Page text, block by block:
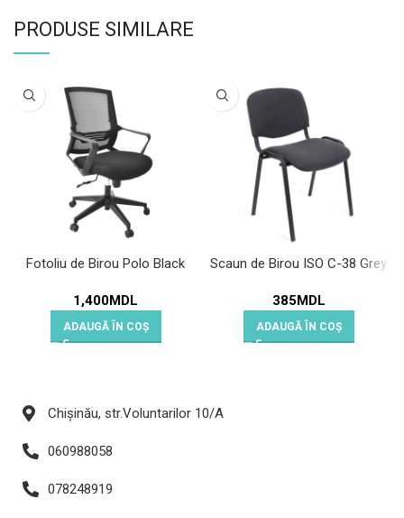
PRODUSE SIMILARE
Fotoliu de Birou Polo Black
1,400MDL
ADAUGĂ ÎN COȘ
Scaun de Birou ISO C-38 Grey
385MDL
ADAUGĂ ÎN COȘ
Chișinău, str.Voluntarilor 10/A
060988058
078248919